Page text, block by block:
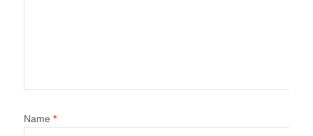
Name *